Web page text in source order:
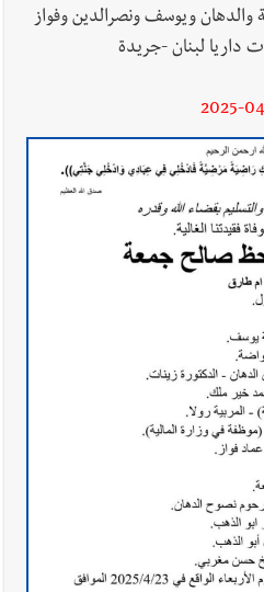
والدهان ويوسف ونصرالدين وفواز
داريا لبنان -جريدة
2025-